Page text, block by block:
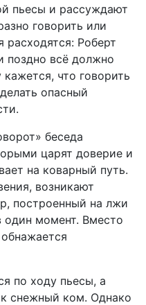
пьесы и рассуждают
говорить или
расходятся: Роберт
поздно всё должно
что говорить
опасный
беседа
царят доверие и
на коварный путь.
возникают
построенный на лжи
один момент. Вместо
по ходу пьесы, а
снежный ком. Однако